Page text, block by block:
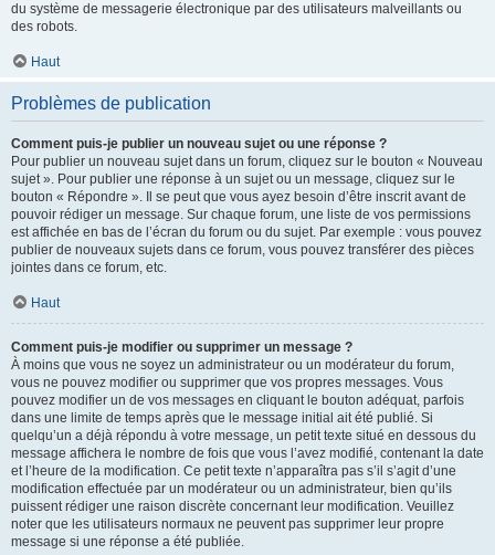
du système de messagerie électronique par des utilisateurs malveillants ou
des robots.
Haut
Problèmes de publication
Comment puis-je publier un nouveau sujet ou une réponse ?
Pour publier un nouveau sujet dans un forum, cliquez sur le bouton « Nouveau
sujet ». Pour publier une réponse à un sujet ou un message, cliquez sur le
bouton « Répondre ». Il se peut que vous ayez besoin d’être inscrit avant de
pouvoir rédiger un message. Sur chaque forum, une liste de vos permissions
est affichée en bas de l’écran du forum ou du sujet. Par exemple : vous pouvez
publier de nouveaux sujets dans ce forum, vous pouvez transférer des pièces
jointes dans ce forum, etc.
Haut
Comment puis-je modifier ou supprimer un message ?
À moins que vous ne soyez un administrateur ou un modérateur du forum,
vous ne pouvez modifier ou supprimer que vos propres messages. Vous
pouvez modifier un de vos messages en cliquant le bouton adéquat, parfois
dans une limite de temps après que le message initial ait été publié. Si
quelqu’un a déjà répondu à votre message, un petit texte situé en dessous du
message affichera le nombre de fois que vous l’avez modifié, contenant la date
et l’heure de la modification. Ce petit texte n’apparaîtra pas s’il s’agit d’une
modification effectuée par un modérateur ou un administrateur, bien qu’ils
puissent rédiger une raison discrète concernant leur modification. Veuillez
noter que les utilisateurs normaux ne peuvent pas supprimer leur propre
message si une réponse a été publiée.